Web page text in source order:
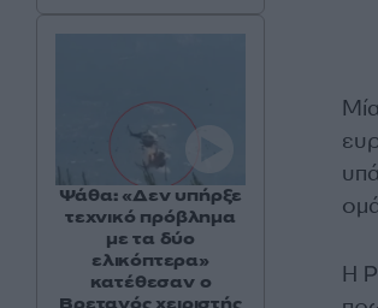
Η
Ψάθα: «Δεν υπήρξε
τεχνικό πρόβλημα
με τα δύο
ελικόπτερα»
κατέθεσαν ο